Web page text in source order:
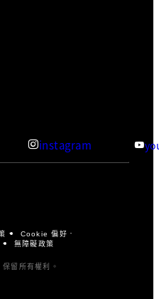
instagram
Cookie 偏好
無障礙政策
留所有權利。